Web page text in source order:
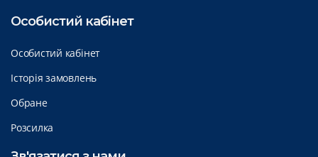
Особистий кабінет
Особистий кабінет
Історія замовлень
Обране
Розсилка